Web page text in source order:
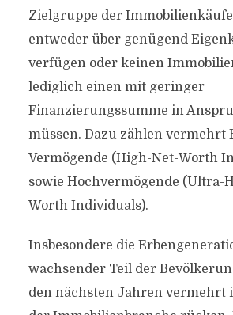
Zielgruppe der
entweder über genügend
verfügen oder keinen
lediglich einen mit geringer
Finanzierungssumme in
müssen. Dazu zählen vermehrt
Vermögende (High-Net-Worth
sowie Hochvermögende (Ultra-
Worth Individuals).
Insbesondere die
wachsender Teil der
den nächsten Jahren vermehrt